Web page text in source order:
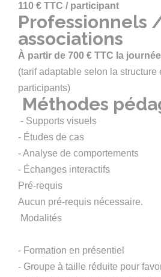
110 € TTC / participant
Professionnels
associations
À partir de 700 € TTC la
(tarif adaptable selon la structure
participants)
Méthodes
- Supports visuels
- Études de cas
- Analyse de comportements
- Échanges interactifs
Pré-requis
Aucun pré-requis nécessaire.
Modalités
- Formation en présentiel
- Groupe à taille réduite pour